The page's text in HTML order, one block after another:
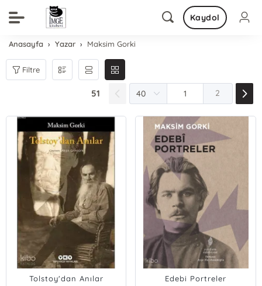
Kaydol
Anasayfa Yazar Maksim Gorki
Filtre
51 2
Tolstoy'dan Anılar Edebi Portreler